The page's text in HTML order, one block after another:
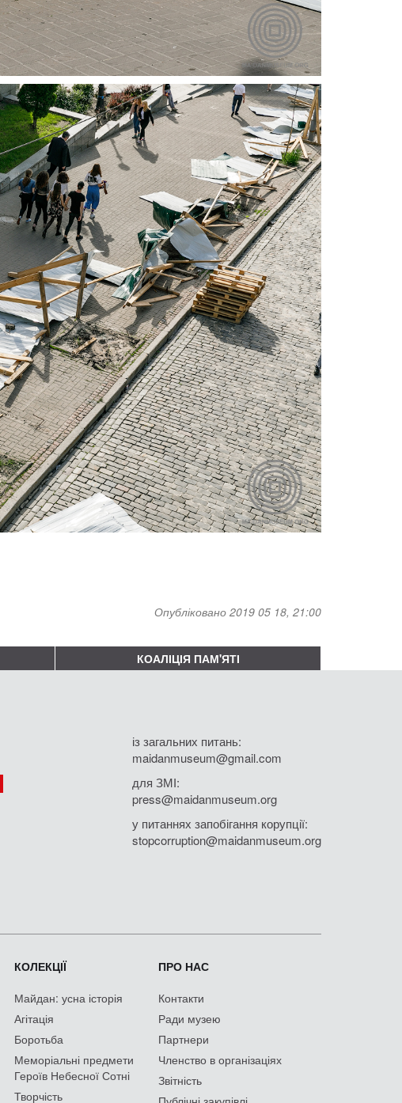
Опубліковано 2019 05 18, 21:00
КОАЛІЦІЯ ПАМ'ЯТІ
із загальних питань:
maidanmuseum@gmail.com
для ЗМІ:
press@maidanmuseum.org
у питаннях запобігання корупції:
stopcorruption@maidanmuseum.org
КОЛЕКЦІЇ
Майдан: усна історія
Агітація
Боротьба
Меморіальні предмети
Героїв Небесної Сотні
Творчість
ПРО НАС
Контакти
Ради музею
Партнери
Членство в організаціях
Звітність